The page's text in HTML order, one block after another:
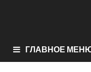
ГЛАВНОЕ